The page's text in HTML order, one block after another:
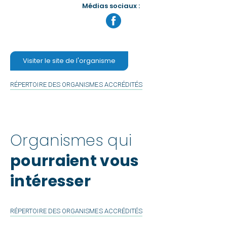
Médias sociaux :
Visiter
page
facebook
Aide
Chez
Rive-
Visiter le site de l'organisme
RÉPERTOIRE DES ORGANISMES ACCRÉDITÉS
Organismes qui
pourraient vous
intéresser
RÉPERTOIRE DES ORGANISMES ACCRÉDITÉS